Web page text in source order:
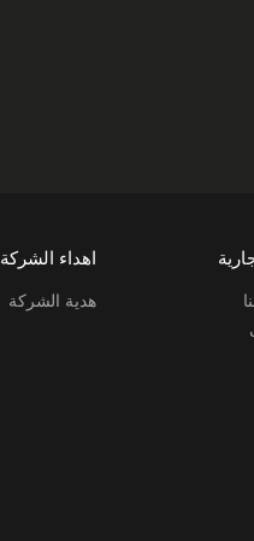
اهداء الشركة
هدية الشركة